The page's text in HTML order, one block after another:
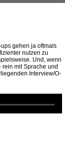
gehen ja oftmals
nutzen zu
Und, wenn
mit Sprache und
Interview/O-